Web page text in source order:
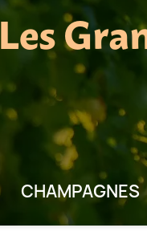
Les
CHAMPAGNES